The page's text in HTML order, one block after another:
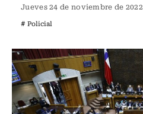
Jueves 24 de noviembre de 2022
# Policial